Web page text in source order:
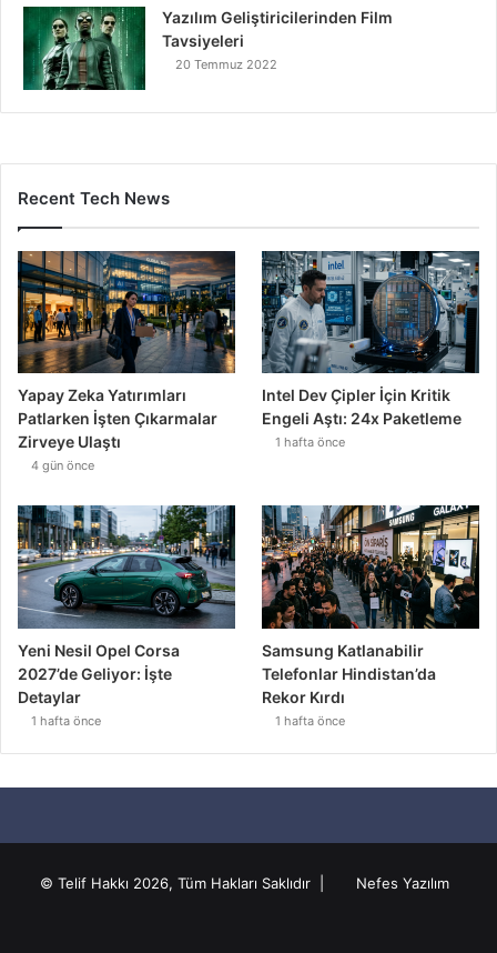
Yazılım Geliştiricilerinden Film
Tavsiyeleri
20 Temmuz 2022
Recent Tech News
Yapay Zeka Yatırımları
Patlarken İşten Çıkarmalar
Zirveye Ulaştı
4 gün önce
Intel Dev Çipler İçin Kritik
Engeli Aştı: 24x Paketleme
1 hafta önce
Yeni Nesil Opel Corsa
2027’de Geliyor: İşte
Detaylar
1 hafta önce
Samsung Katlanabilir
Telefonlar Hindistan’da
Rekor Kırdı
1 hafta önce
© Telif Hakkı 2026, Tüm Hakları Saklıdır | Nefes Yazılım